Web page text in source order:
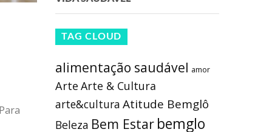
TAG CLOUD
alimentação saudável amor
Arte Arte & Cultura
arte&cultura Atitude Bemglô
Beleza Bem Estar bemglo